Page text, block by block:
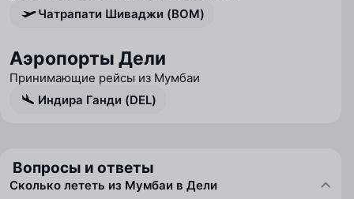
Чатрапати Шиваджи (BOM)
Аэропорты Дели
Принимающие рейсы из Мумбаи
Индира Ганди (DEL)
Вопросы и ответы
Сколько лететь из Мумбаи в Дели